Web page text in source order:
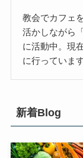
教会でカフェ
活かしながら
に活動中。現
に行っています
新着Blog